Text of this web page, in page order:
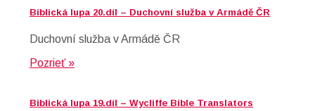
Biblická lupa 20.díl – Duchovní služba v Armádě ČR
Duchovní služba v Armádě ČR
Pozrieť »
Biblická lupa 19.díl – Wycliffe Bible Translators